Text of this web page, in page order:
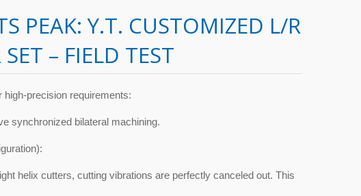
PEAK: Y.T. CUSTOMIZED L/R
– FIELD TEST
high-precision requirements:
synchronized bilateral machining.
helix cutters, cutting vibrations are perfectly canceled out. This